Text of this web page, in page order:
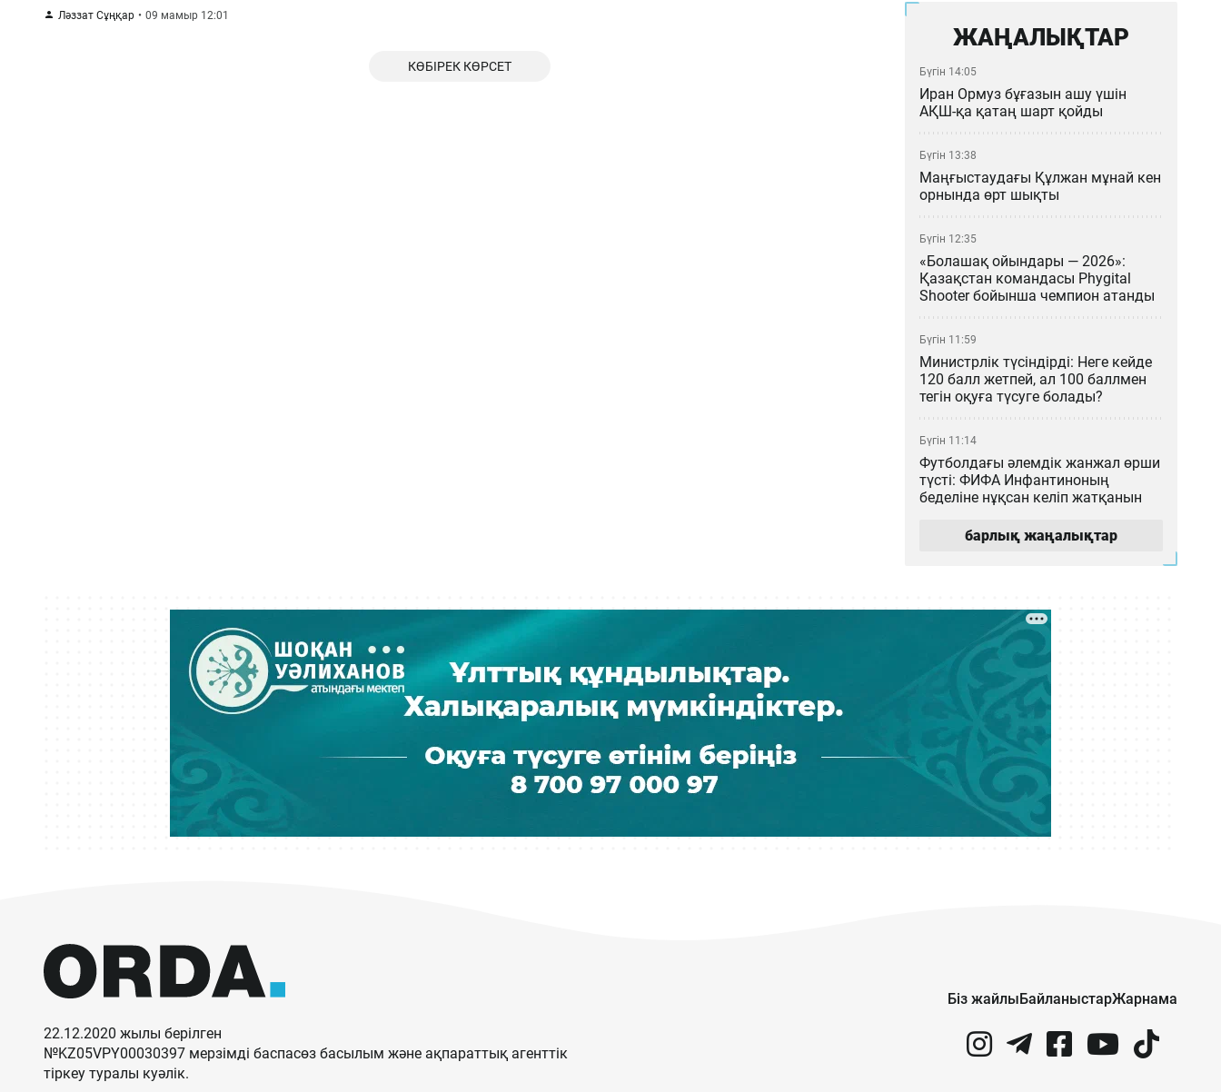
Ләззат Сұңқар 09 мамыр 12:01
КӨБІРЕК КӨРСЕТ
ЖАҢАЛЫҚТАР
Бүгін 14:05
Иран Ормуз бұғазын ашу үшін
АҚШ-қа қатаң шарт қойды
Бүгін 13:38
Маңғыстаудағы Құлжан мұнай кен
орнында өрт шықты
Бүгін 12:35
«Болашақ ойындары — 2026»:
Қазақстан командасы Phygital
Shooter бойынша чемпион атанды
Бүгін 11:59
Министрлік түсіндірді: Неге кейде
120 балл жетпей, ал 100 баллмен
тегін оқуға түсуге болады?
Бүгін 11:14
Футболдағы әлемдік жанжал өрши
түсті: ФИФА Инфантиноның
беделіне нұқсан келіп жатқанын
диагнозын қоя алмай,
жасөспірімді өлтіріп алды
Қазақстан Өзбекстан малын
бордақылау алаңына айнала ма?
Бүгін 08:10
Елімізде Абай күніне орай 350-ден
астам шара өтеді
тұрғындардың ұйқысын қашырды
Кеше 15:03
барлық жаңалықтар
22.12.2020 жылы берілген
№KZ05VPY00030397 мерзімді баспасөз басылым және ақпараттық агенттік
тіркеу туралы куәлік.
Біз жайлыБайланыстарЖарнама